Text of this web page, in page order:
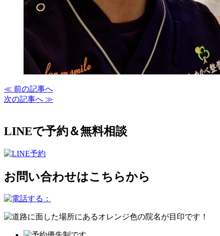
≪ 前の記事へ
次の記事へ ≫
LINEで予約＆無料相談
お問い合わせはこちらから